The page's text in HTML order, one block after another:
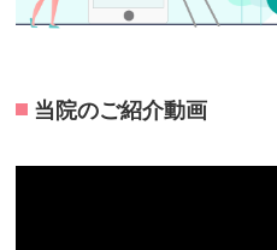
当院のご紹介動画